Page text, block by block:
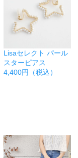
Lisaセレクト パール
スターピアス
4,400円（税込）